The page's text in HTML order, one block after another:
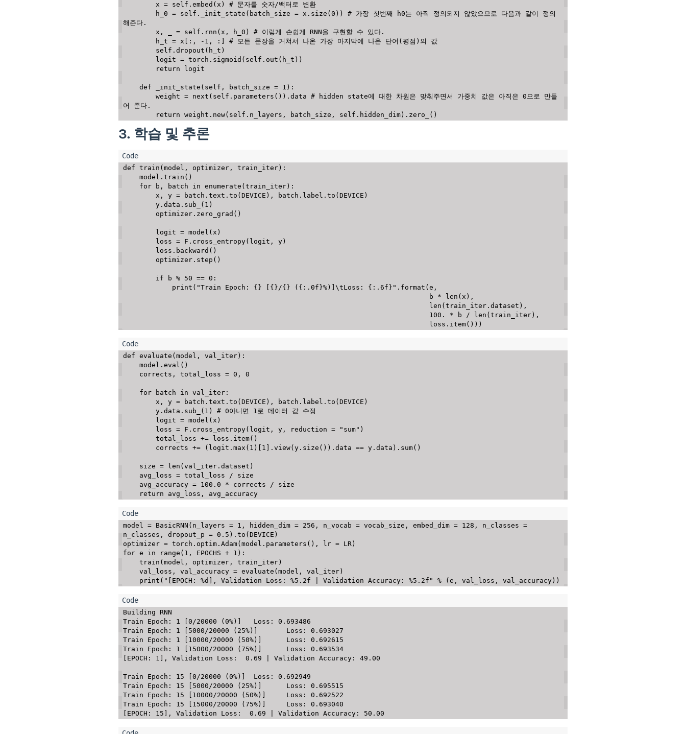
        x
= self . embed ( x )
# 문자를 숫자/백터로 변환
        h_0
= self . _init_state ( batch_size = x . size ( 0 ) )
# 가장 첫번째 h0는 아직 정의되지 않았으므로 다음과 같이 정의
해준다.
        x
, = self . rnn ( x , h_0 )
# 이렇게 손쉽게 RNN을 구현할 수 있다.
        h_t
= x : , - 1 , :
# 모든 문장을 거쳐서 나온 가장 마지막에 나온 단어(평점)의 값
        self
. dropout ( h_t )
        logit
= torch . sigmoid ( self . out ( h_t ) )
return logit
def _init_state ( self , batch_size = 1 ) :
        weight
= next ( self . parameters ( ) ) . data # hidden state에 대한 차원은 맞춰주면서 가중치 값은 아직은 0으로 만들
어 준다.
return weight . new( self . n_layers , batch_size , self . hidden_dim ) . zero_ ( )
3. 학습 및 추론
def train ( model , optimizer , train_iter ) :
    model
. train ( )
for b , batch in enumerate ( train_iter ) :
        x
, y = batch . text . to ( DEVICE ) , batch . label . to ( DEVICE )
        y
. data . sub_ ( 1 )
        optimizer
. zero_grad ( )
        logit
= model ( x )
        loss
= F . cross_entropy( logit , y )
        loss
. backward ( )
        optimizer
. step ( )
if b % 50 == 0 :
print ( "Train Epoch: {} [{}/{} ({:.0f}%)]\tLoss: {:.6f}" . format ( e ,
                                                                           b
* len ( x ) ,
len ( train_iter . dataset ) ,
100 . * b / len ( train_iter ) ,
                                                                           loss
. item( ) ) )
def evaluate ( model , val_iter ) :
    model
. eval ( )
    corrects
, total_loss = 0 , 0
for batch in val_iter :
        x
, y = batch . text . to ( DEVICE ) , batch . label . to ( DEVICE )
        y
. data . sub_ ( 1 )
# 0아니면 1로 데이터 값 수정
        logit
= model ( x )
        loss
= F . cross_entropy( logit , y , reduction = "sum" )
        total_loss
+= loss . item( )
        corrects
+= ( logit . max ( 1 ) 1 . view( y . size ( ) ) . data == y . data ) . sum( )
    size
= len ( val_iter . dataset )
    avg_loss
= total_loss / size
    avg_accuracy
= 100.0 * corrects / size
return avg_loss ,
model = BasicRNN ( n_layers = 1 , hidden_dim = 256 , n_vocab = vocab_size , embed_dim = 128 , n_classes =
n_classes , dropout_p = 0.5 ) . to ( DEVICE )
optimizer = torch . optim . Adam( model . parameters ( ) , lr = LR )
for e in range ( 1 , EPOCHS + 1 ) :
    train
( model , optimizer , train_iter )
    val_loss
, val_accuracy = evaluate ( model , val_iter )
print ( "[EPOCH: %d], Validation Loss: %5.2f | Validation Accuracy: %5.2f" % ( e , val_loss , val_accuracy ) )
Building RNN
Train Epoch: 1 [0/20000 (0%)]	Loss: 0.693486
Train Epoch: 1 [5000/20000 (25%)]	Loss: 0.693027
Train Epoch: 1 [10000/20000 (50%)]	Loss: 0.692615
Train Epoch: 1 [15000/20000 (75%)]	Loss: 0.693534
[EPOCH: 1], Validation Loss:  0.69 | Validation Accuracy: 49.00
Train Epoch: 15 [0/20000 (0%)]	Loss: 0.692949
Train Epoch: 15 [5000/20000 (25%)]	Loss: 0.695515
Train Epoch: 15 [10000/20000 (50%)]	Loss: 0.692522
Train Epoch: 15 [15000/20000 (75%)]	Loss: 0.693040